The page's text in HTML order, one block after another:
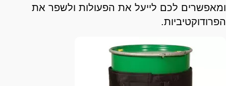
ומאפשרים לכם לייעל את הפעולות ולשפר את
הפרודוקטיביות.